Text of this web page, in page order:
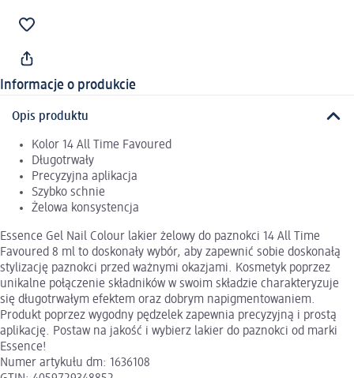
Informacje o produkcie
Opis produktu
Kolor 14 All Time Favoured
Długotrwały
Precyzyjna aplikacja
Szybko schnie
Żelowa konsystencja
Essence Gel Nail Colour lakier żelowy do paznokci 14 All Time
Favoured 8 ml to doskonały wybór, aby zapewnić sobie doskonałą
stylizację paznokci przed ważnymi okazjami. Kosmetyk poprzez
unikalne połączenie składników w swoim składzie charakteryzuje
się długotrwałym efektem oraz dobrym napigmentowaniem.
Produkt poprzez wygodny pędzelek zapewnia precyzyjną i prostą
aplikację. Postaw na jakość i wybierz lakier do paznokci od marki
Essence!
Numer artykułu dm: 1636108